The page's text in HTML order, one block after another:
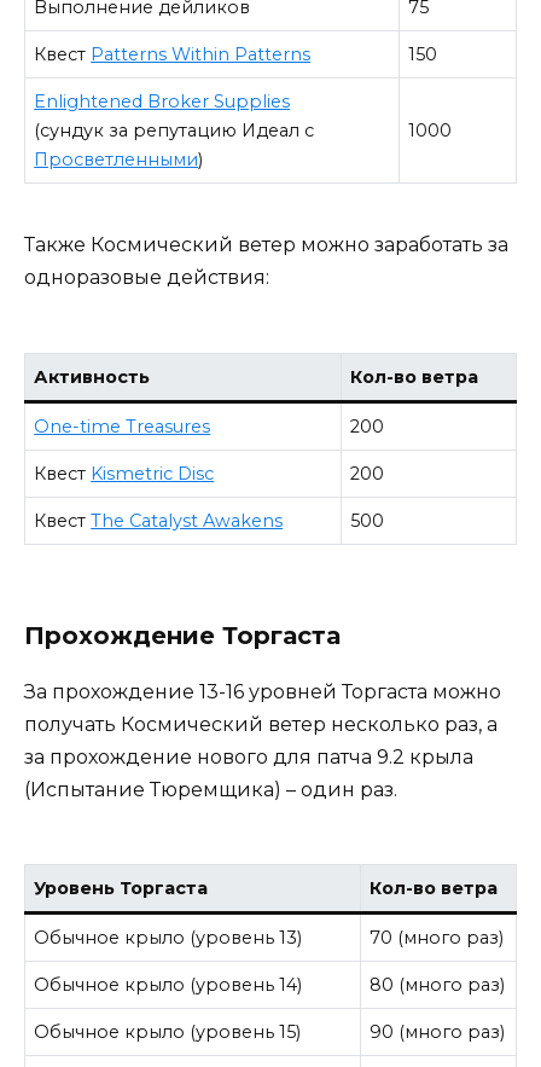
Выполнение дейликов 75
Квест Patterns Within Patterns 150
Enlightened Broker Supplies
(сундук за репутацию Идеал с
Просветленными)
1000
Также Космический ветер можно заработать за
одноразовые действия:
Активность Кол-во ветра
One-time Treasures 200
Квест Kismetric Disc 200
КвестThe Catalyst Awakens 500
Прохождение Торгаста
За прохождение 13-16 уровней Торгаста можно
получать Космический ветер несколько раз, а
за прохождение нового для патча 9.2 крыла
(Испытание Тюремщика) – один раз.
Уровень Торгаста Кол-во ветра
Обычное крыло (уровень 13) 70 (много раз)
Обычное крыло (уровень 14) 80 (много раз)
Обычное крыло (уровень 15) 90 (много раз)